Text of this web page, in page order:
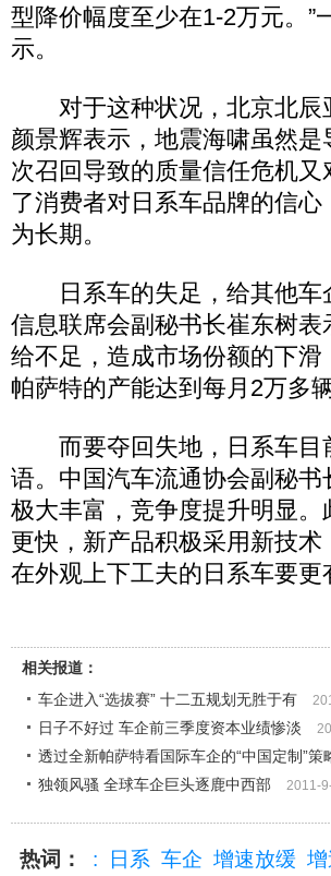
型降价幅度至少在1-2万元。
示。
对于这种状况，北京北辰
颜景辉表示，地震海啸虽然
次召回导致的质量信任危机
了消费者对日系车品牌的信
为长期。
日系车的失足，给其他车
信息联席会副秘书长崔东树
给不足，造成市场份额的下
帕萨特的产能达到每月2万多辆
而要夺回失地，日系车目
语。中国汽车流通协会副秘
极大丰富，竞争度提升明显
更快，新产品积极采用新技
在外观上下工夫的日系车要
相关报道：
车企进入“选拔赛” 十二五规划无胜于有
日子不好过 车企前三季度资本业绩惨淡
透过全新帕萨特看国际车企的“中国定制”策
独领风骚 全球车企巨头逐鹿中西部 2011-
热词： : 日系 车企 增速放缓